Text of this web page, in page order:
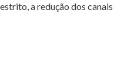
a redução dos canais